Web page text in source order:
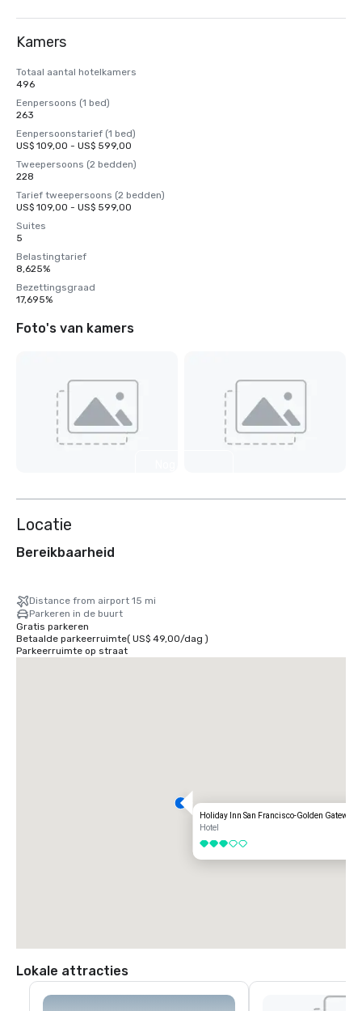
Kamers
Totaal aantal hotelkamers
496
Eenpersoons (1 bed)
263
Eenpersoonstarief (1 bed)
US$ 109,00 - US$ 599,00
Tweepersoons (2 bedden)
228
Tarief tweepersoons (2 bedden)
US$ 109,00 - US$ 599,00
Suites
5
Belastingtarief
8,625%
Bezettingsgraad
17,695%
Foto's van kamers
Locatie
Bereikbaarheid
Distance from airport 15 mi
Parkeren in de buurt
Gratis parkeren
Betaalde parkeerruimte( US$ 49,00/dag )
Parkeerruimte op straat
Holiday Inn San Francisco-Golden Gateway
Hotel
3 van 5
Lokale attracties